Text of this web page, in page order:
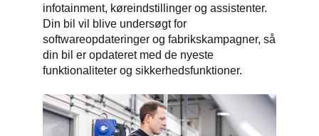
infotainment, køreindstillinger og assistenter.
Din bil vil blive undersøgt for
softwareopdateringer og fabrikskampagner, så
din bil er opdateret med de nyeste
funktionaliteter og sikkerhedsfunktioner.